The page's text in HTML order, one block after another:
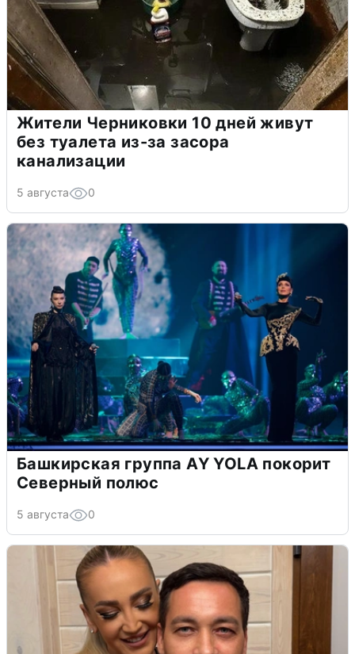
Жители Черниковки 10 дней живут
без туалета из-за засора
канализации
5 августа 0
Башкирская группа AY YOLA покорит
Северный полюс
5 августа 0